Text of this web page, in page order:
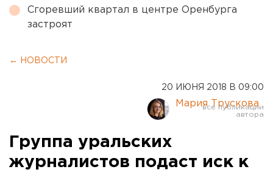
Сгоревший квартал в центре Оренбурга
застроят
← НОВОСТИ
20 ИЮНЯ 2018 В 09:00
Мария Трускова
Группа уральских
журналистов подаст иск к